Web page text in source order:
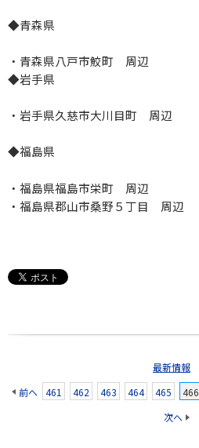
◆青森県
・青森県八戸市鮫町 周辺
◆岩手県
・岩手県久慈市大川目町 周辺
◆福島県
・福島県福島市栄町 周辺
・福島県郡山市桑野５丁目 周辺
最新情報
前へ 461 462 463 464 465 466
次へ